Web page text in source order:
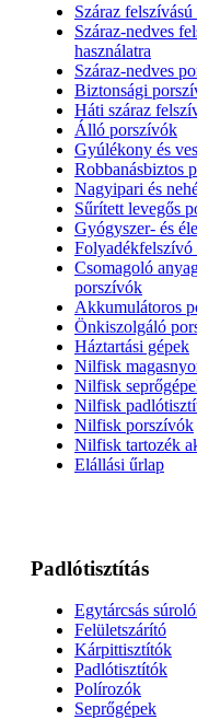
Száraz
Száraz-nedves
használatra
Száraz-nedves
Biztonsági
Háti száraz
Álló porszívók
Gyúlékony és
Robbanásbiztos
Nagyipari és
Sűrített levegős
Gyógyszer- és
Csomagoló
porszívók
Akkumulátoros
Önkiszolgáló
Háztartási gépek
Nilfisk
Nilfisk
Nilfisk
Nilfisk porszívók
Nilfisk tartozék
Elállási űrlap
Padlótisztítás
Egytárcsás
Felületszárító
Kárpittisztítók
Padlótisztítók
Polírozók
Seprőgépek